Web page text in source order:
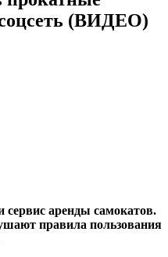
(ВИДЕО)
сервис аренды самокатов.
правила пользования